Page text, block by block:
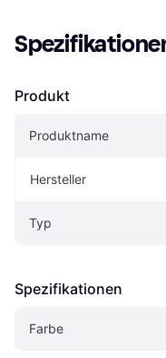
Produkt
Produktname
Hersteller
Typ
Spezifikationen
Farbe